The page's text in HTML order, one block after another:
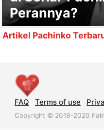
Perannya?
Artikel Pachinko
FAQ Terms of use
Copyright © 2019-2020